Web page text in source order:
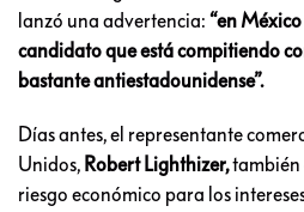
lanzó una advertencia: “en
candidato que está compitiendo
bastante antiestadounidense”.
Días antes, el representante
Unidos, Robert Lighthizer,también
riesgo económico para los